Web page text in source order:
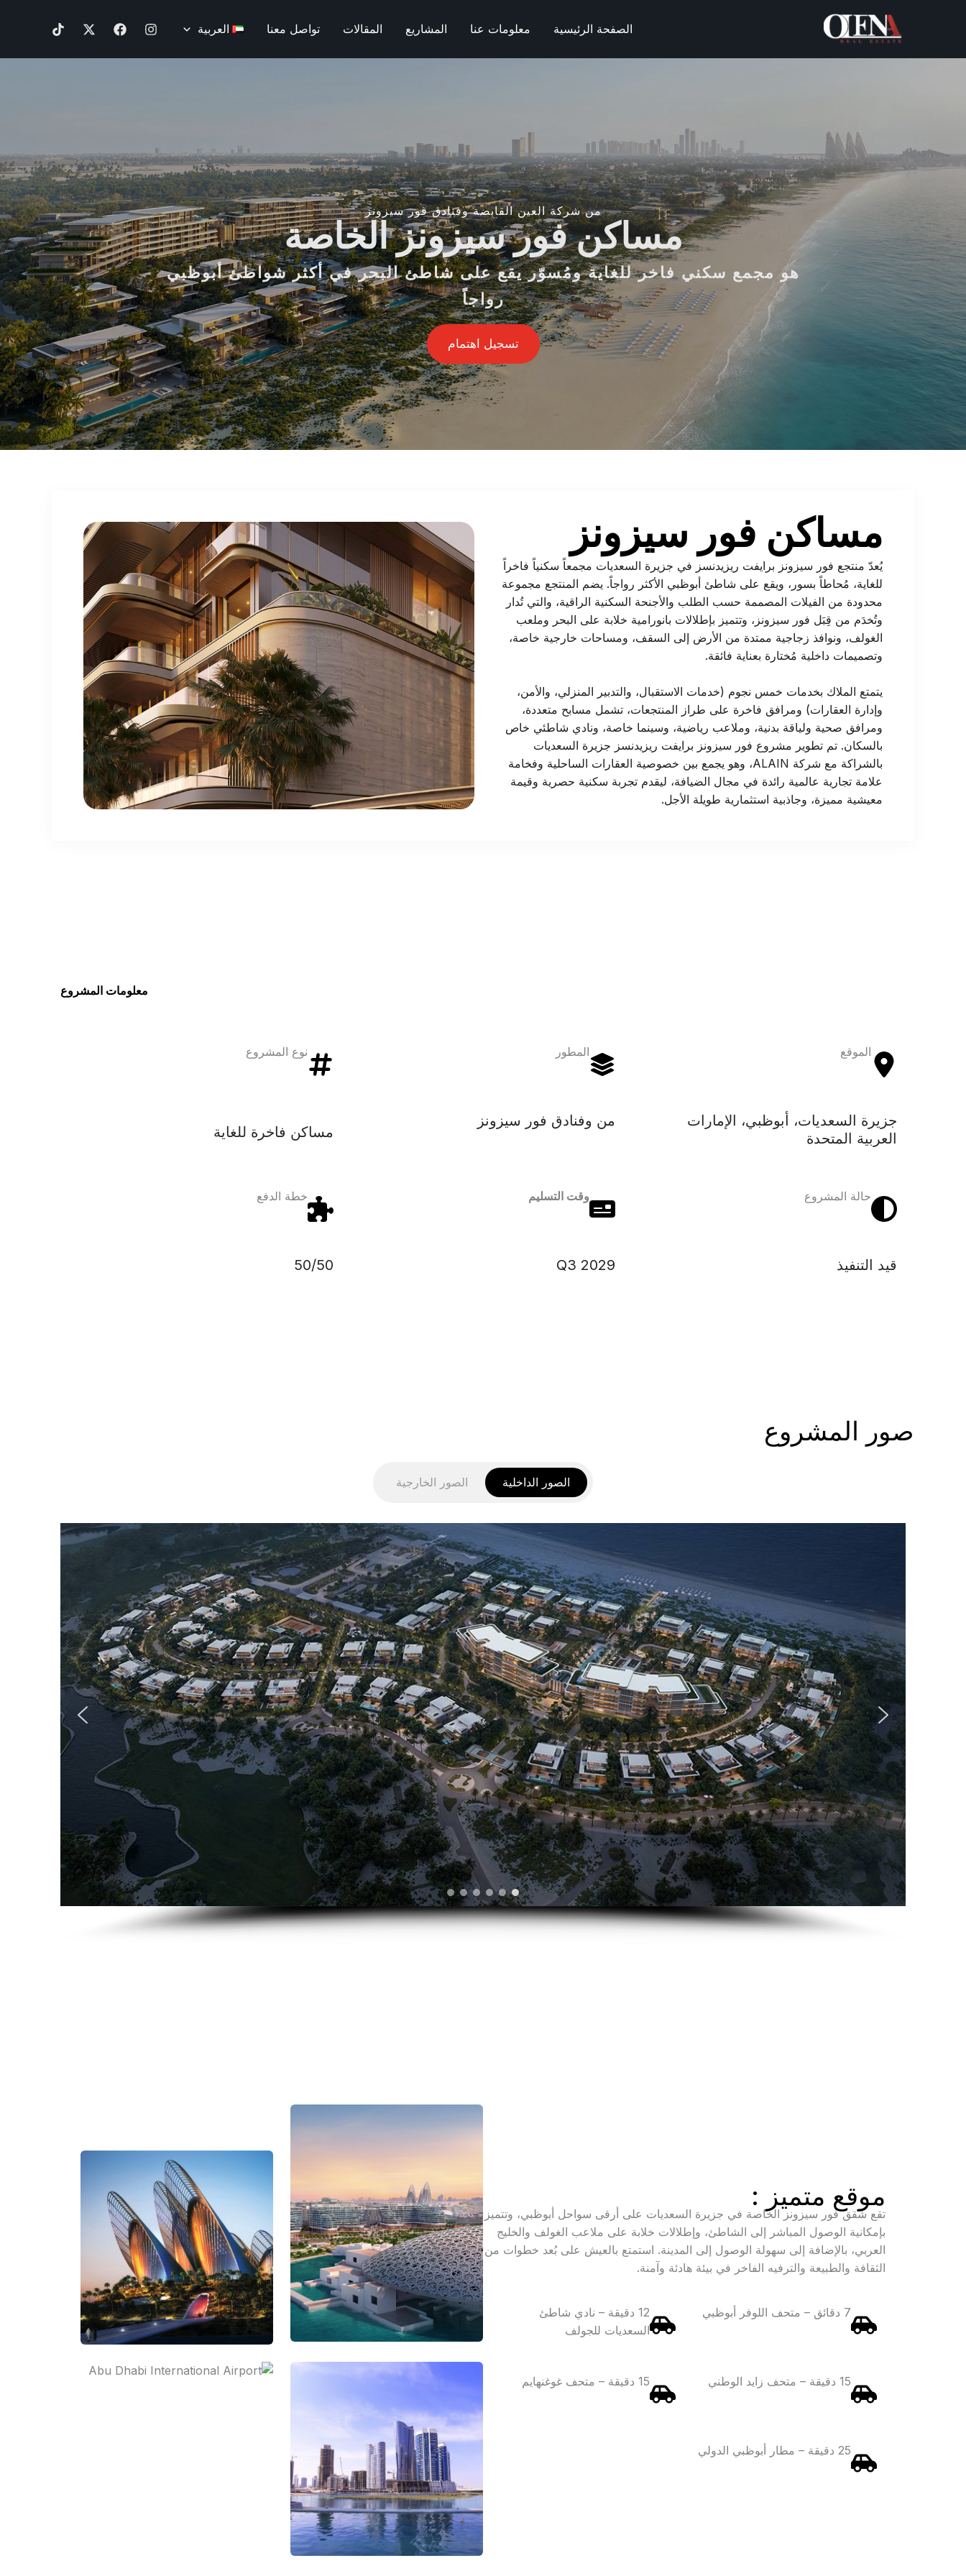
الصفحة الرئيسية معلومات عنا المشاريع المقالات تواصل معنا العربية
من شركة العين القابضة وفنادق فور سيزونز
مساكن فور سيزونز الخاصة
هو مجمع سكني فاخر للغاية ومُسوّر يقع على شاطئ البحر في أكثر شواطئ أبوظبي
رواجاً
تسجيل اهتمام
مساكن فور سيزونز
يُعدّ منتجع فور سيزونز برايفت ريزيدنسز في جزيرة السعديات مجمعاً سكنياً فاخراً
للغاية، مُحاطاً بسور، ويقع على شاطئ أبوظبي الأكثر رواجاً. يضم المنتجع مجموعة
محدودة من الفيلات المصممة حسب الطلب والأجنحة السكنية الراقية، والتي تُدار
وتُخدَم من قِبَل فور سيزونز، وتتميز بإطلالات بانورامية خلابة على البحر وملعب
الغولف، ونوافذ زجاجية ممتدة من الأرض إلى السقف، ومساحات خارجية خاصة،
وتصميمات داخلية مُختارة بعناية فائقة.
يتمتع الملاك بخدمات خمس نجوم (خدمات الاستقبال، والتدبير المنزلي، والأمن،
وإدارة العقارات) ومرافق فاخرة على طراز المنتجعات، تشمل مسابح متعددة،
ومرافق صحية ولياقة بدنية، وملاعب رياضية، وسينما خاصة، ونادي شاطئي خاص
بالسكان. تم تطوير مشروع فور سيزونز برايفت ريزيدنسز جزيرة السعديات
بالشراكة مع شركة ALAIN، وهو يجمع بين خصوصية العقارات الساحلية وفخامة
علامة تجارية عالمية رائدة في مجال الضيافة، ليقدم تجربة سكنية حصرية وقيمة
معيشية مميزة، وجاذبية استثمارية طويلة الأجل.
معلومات المشروع
الموقع
جزيرة السعديات، أبوظبي، الإمارات
العربية المتحدة
المطور
من وفنادق فور سيزونز
نوع المشروع
مساكن فاخرة للغاية
حالة المشروع
قيد التنفيذ
وقت التسليم
Q3 2029
خطة الدفع
50/50
صور المشروع
الصور الداخلية الصور الخارجية
موقع متميز :
تقع شقق فور سيزونز الخاصة في جزيرة السعديات على أرقى سواحل أبوظبي، وتتميز
بإمكانية الوصول المباشر إلى الشاطئ، وإطلالات خلابة على ملاعب الغولف والخليج
العربي، بالإضافة إلى سهولة الوصول إلى المدينة. استمتع بالعيش على بُعد خطوات من
الثقافة والطبيعة والترفيه الفاخر في بيئة هادئة وآمنة.
7 دقائق – متحف اللوفر أبوظبي
15 دقيقة – متحف زايد الوطني
25 دقيقة – مطار أبوظبي الدولي
12 دقيقة – نادي شاطئ
السعديات للجولف
15 دقيقة – متحف غوغنهايم